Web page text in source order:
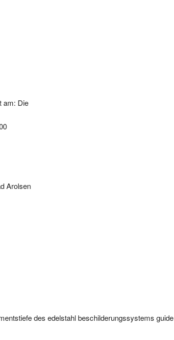
am: Die
Arolsen
des edelstahl beschilderungssystems guide